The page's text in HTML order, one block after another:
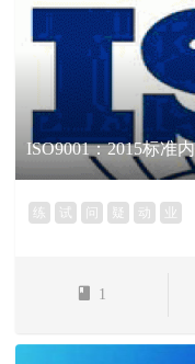
ISO9001：2015标准
练 试 问 疑 动 业
1